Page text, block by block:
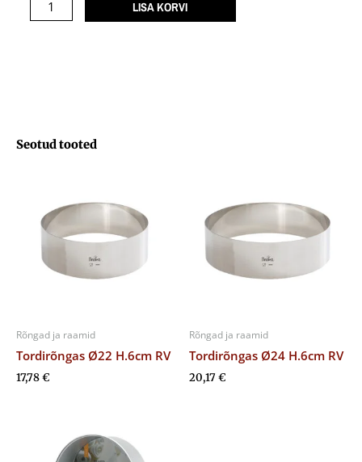
RV
LISA KORVI
Seotud tooted
Rõngad ja raamid
Tordirõngas Ø22 H.6cm RV
17,78€
Rõngad ja raamid
Tordirõngas Ø24 H.6cm RV
20,17€